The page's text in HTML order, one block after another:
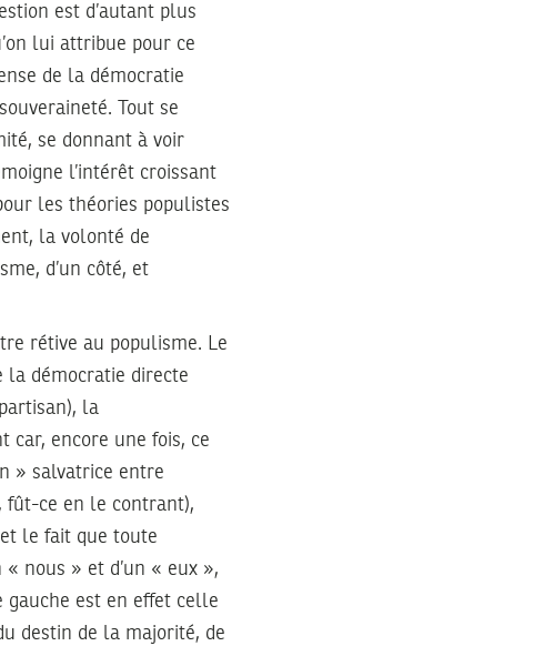
est d’autant plus
lui attribue pour ce
de la démocratie
Tout se
se donnant à voir
l’intérêt croissant
les théories populistes
la volonté de
d’un côté, et
rétive au populisme. Le
la démocratie directe
la
car, encore une fois, ce
» salvatrice entre
fût-ce en le contrant),
le fait que toute
nous » et d’un « eux »,
est en effet celle
destin de la majorité, de